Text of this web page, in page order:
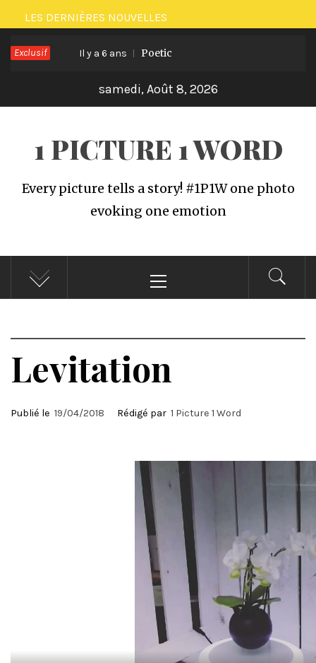
Passer
au
contenu
LES DERNIÈRES NOUVELLES
Exclusif
Vegetal Il y a 6 ans Poetic
samedi, Août 8, 2026
1 PICTURE 1 WORD
Every picture tells a story! #1P1W one photo
evoking one emotion
principal
Levitation
Publié le 19/04/2018 Rédigé par 1 Picture 1 Word